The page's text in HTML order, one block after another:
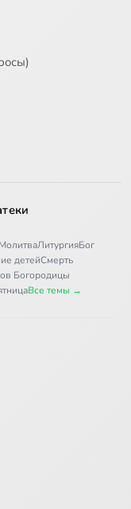
ЛитургияБог
детейСмерть
Богородицы
Все темы →